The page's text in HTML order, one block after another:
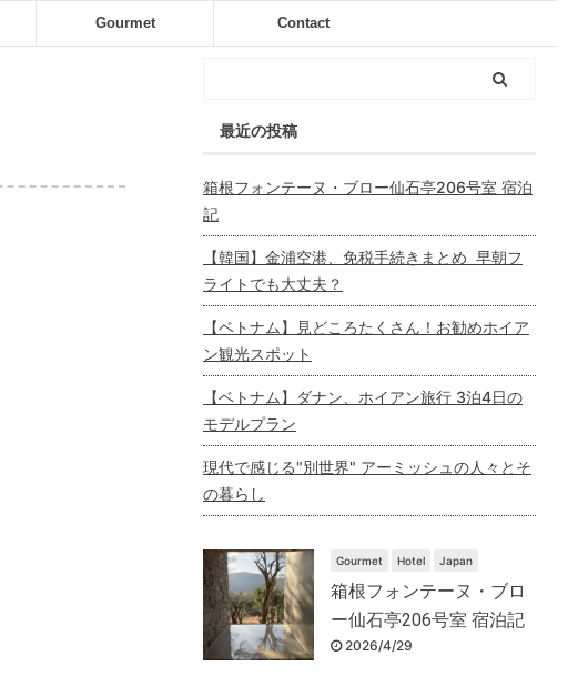
Gourmet Contact
最近の投稿
箱根フォンテーヌ・ブロー仙石亭206号室 宿泊
記
【韓国】金浦空港、免税手続きまとめ 早朝フ
ライトでも大丈夫？
【ベトナム】見どころたくさん！お勧めホイア
ン観光スポット
【ベトナム】ダナン、ホイアン旅行 3泊4日の
モデルプラン
現代で感じる"別世界" アーミッシュの人々とそ
の暮らし
Gourmet Hotel Japan
箱根フォンテーヌ・ブロ
ー仙石亭206号室 宿泊記
2026/4/29